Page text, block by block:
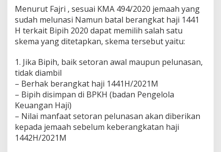
a
y
H
j
P
a
m
b
Menurut Fajri , sesuai KMA 494/2020 jemaah yang
sudah melunasi Namun batal berangkat haji 1441
H terkait Bipih 2020 dapat memilih salah satu
skema yang ditetapkan, skema tersebut yaitu:
1. Jika Bipih, baik setoran awal maupun pelunasan,
tidak diambil
– Berhak berangkat haji 1441H/2021M
– Bipih disimpan di BPKH (badan Pengelola
Keuangan Haji)
– Nilai manfaat setoran pelunasan akan diberikan
kepada jemaah sebelum keberangkatan haji
1442H/2021M